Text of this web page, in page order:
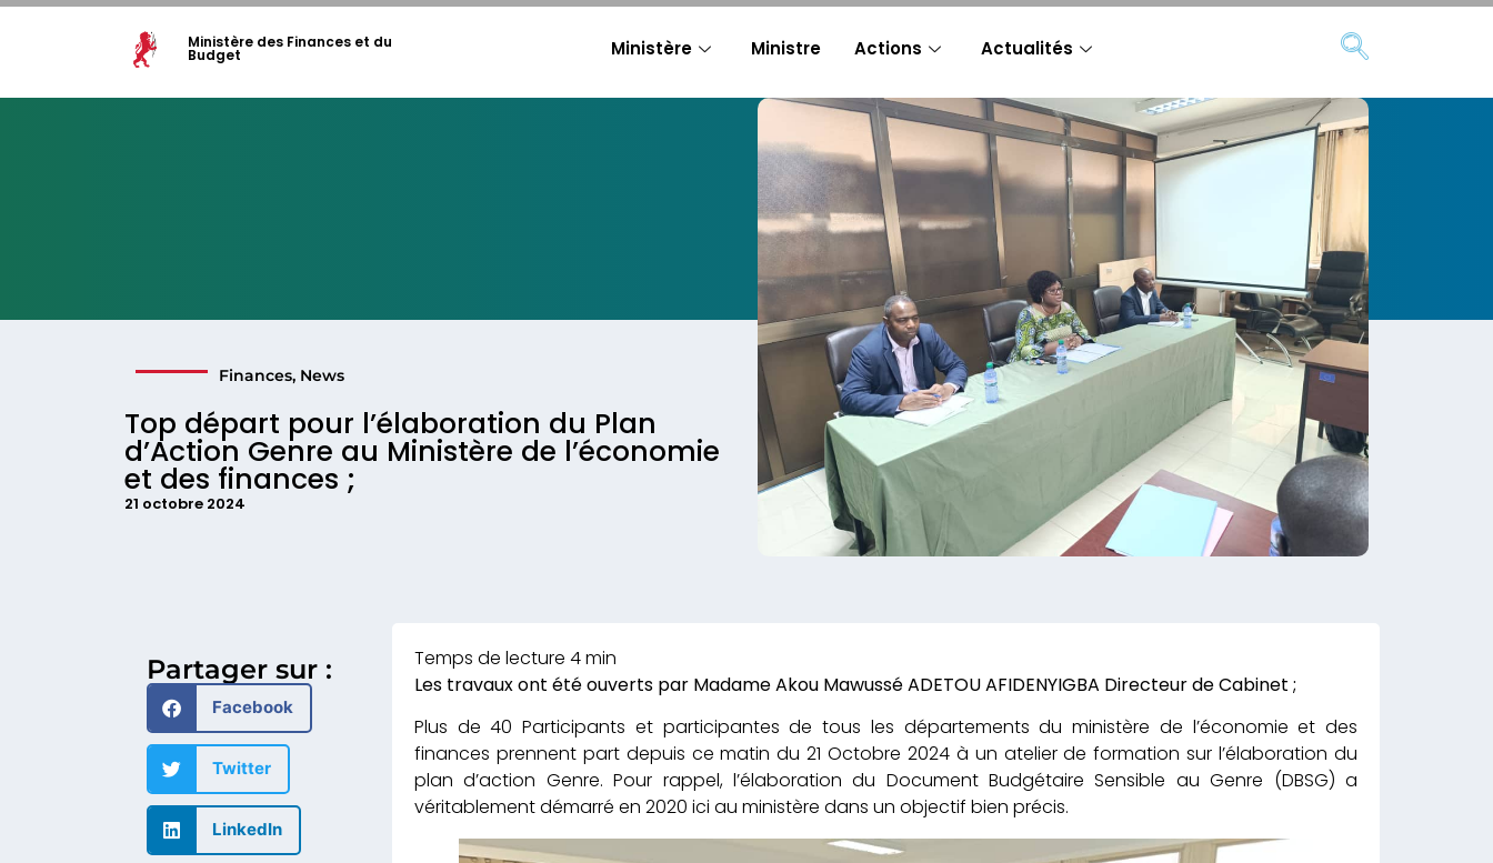
Ministère des Finances et du
Budget Ministère Ministre Actions Actualités
Finances, News
Top départ pour l’élaboration du Plan
d’Action Genre au Ministère de l’économie
et des finances ;
21 octobre 2024
Partager sur :
Facebook
Twitter
LinkedIn
Les travaux ont été ouverts par Madame Akou Mawussé ADETOU AFIDENYIGBA Directeur de Cabinet ;
Plus de 40 Participants et participantes de tous les départements du ministère de l’économie et des
finances prennent part depuis ce matin du 21 Octobre 2024 à un atelier de formation sur l’élaboration du
plan d’action Genre. Pour rappel, l’élaboration du Document Budgétaire Sensible au Genre (DBSG) a
véritablement démarré en 2020 ici au ministère dans un objectif bien précis.